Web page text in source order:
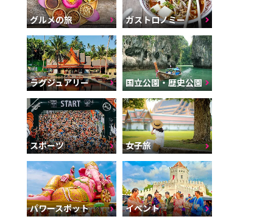
グルメの旅 ガストロノミー
ラグジュアリー 国立公園・歴史公園
スポーツ 女子旅
パワースポット イベント